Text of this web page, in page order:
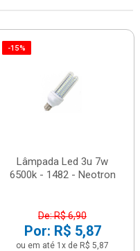
-15%
Lâmpada Led 3u 7w
6500k - 1482 - Neotron
De: R$ 6,90
Por: R$ 5,87
ou em até 1x de R$ 5,87